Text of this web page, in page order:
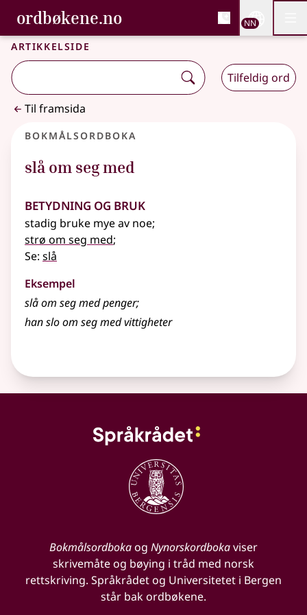
Gå til hovudinnhald
Tilgjenge
ordbøkene.no, Bokmålsordboka og
Bokmålsordboka og Nynorskordboka
NN
Artikkelside
Tilfeldig ord
Til framsida
Bokmålsordboka
slå om seg med
Betydning og bruk
stadig bruke mye av noe;
strø om seg med;
Se: slå
Eksempel
slå om seg med penger;
han slo om seg med vittigheter
Bokmålsordbokaog Nynorskordbokaviser
skrivemåte og bøying i tråd med norsk
rettskriving. Språkrådet og Universitetet i Bergen
står bak ordbøkene.